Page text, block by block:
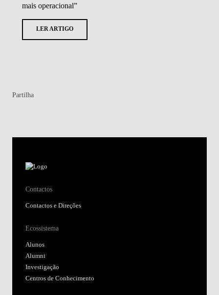
mais operacional”
LER ARTIGO
Partilha
Contactos
Contactos e Direções
Ecossistema
Alunos
Alumni
Investigação
Centros de Conhecimento